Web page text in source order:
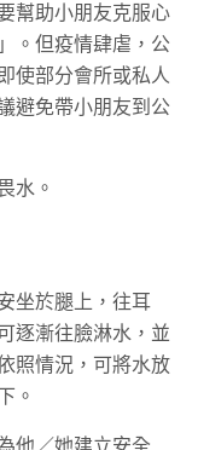
幫助小朋友克服心
。但疫情肆虐，公
使部分會所或私人
避免帶小朋友到公
水。
坐於腿上，往耳
逐漸往臉淋水，並
照情況，可將水放
。